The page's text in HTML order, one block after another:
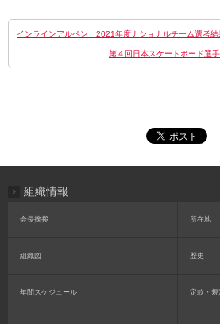
インラインアルペン 2021年度ナショナルチーム選考結
第４回日本スケートボード選
組織情報
会長挨拶 所在地
組織図 歴史
年間スケジュール 定款・規